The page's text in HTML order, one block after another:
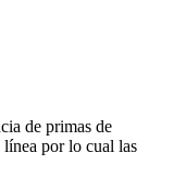
de primas de
línea por lo cual las